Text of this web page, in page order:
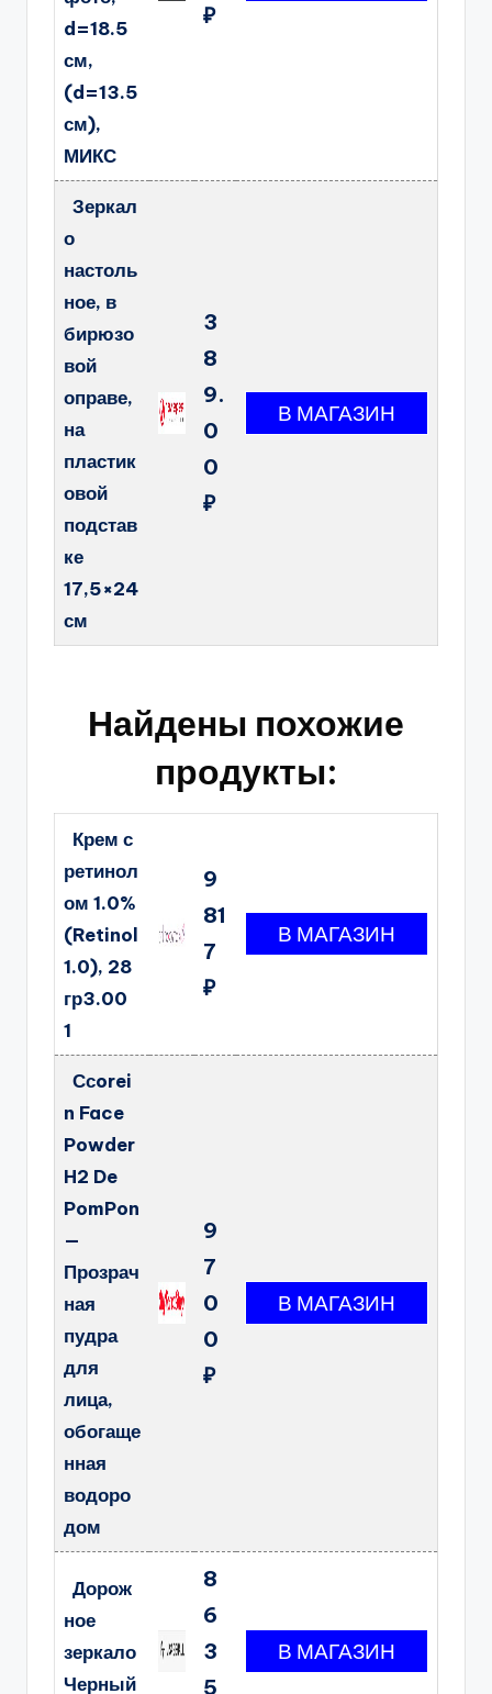
d=18.5
см,
(d=13.5
см),
МИКС
₽
Зеркал
о
настоль
ное, в
бирюзо
вой
оправе,
на
пластик
овой
подстав
ке
17,5×24
см
3
8
9.
0
0
₽
Найдены похожие
продукты:
Крем с
ретинол
ом 1.0%
(Retinol
1.0), 28
гр3.00
1
9
81
7
₽
Ссorei
n Face
Powder
H2 De
PomPon
—
Прозрач
ная
пудра
для
лица,
обогаще
нная
водоро
дом
9
7
0
0
₽
Дорож
ное
зеркало
Черный
8
6
3
5